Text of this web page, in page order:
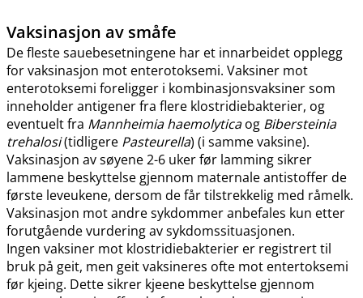
Vaksinasjon av småfe
De fleste sauebesetningene har et innarbeidet opplegg
for vaksinasjon mot enterotoksemi. Vaksiner mot
enterotoksemi foreligger i kombinasjonsvaksiner som
inneholder antigener fra flere klostridiebakterier, og
eventuelt fra Mannheimia haemolyticaog Bibersteinia
trehalosi(tidligere Pasteurella) (i samme vaksine).
Vaksinasjon av søyene 2-6 uker før lamming sikrer
lammene beskyttelse gjennom maternale antistoffer de
første leveukene, dersom de får tilstrekkelig med råmelk.
Vaksinasjon mot andre sykdommer anbefales kun etter
forutgående vurdering av sykdomssituasjonen.
Ingen vaksiner mot klostridiebakterier er registrert til
bruk på geit, men geit vaksineres ofte mot entertoksemi
før kjeing. Dette sikrer kjeene beskyttelse gjennom